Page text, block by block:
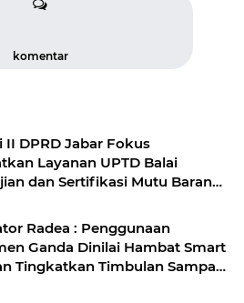
komentar
II DPRD Jabar Fokus
Layanan UPTD Balai
dan Sertifikasi Mutu Barang
Radea : Penggunaan
Ganda Dinilai Hambat Smart
Tingkatkan Timbulan Sampah